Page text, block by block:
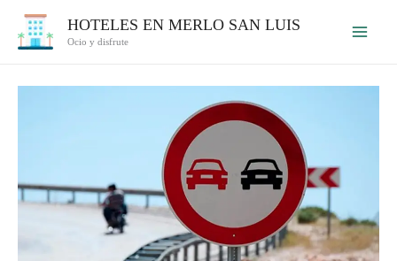
HOTELES EN MERLO SAN LUIS
Ocio y disfrute